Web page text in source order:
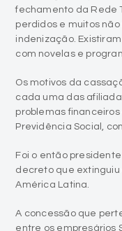
com novelas e
Os motivos da
cada uma das
Previdência Social,
Foi o então
decreto que extinguiu
A concessão que
entre os empresários